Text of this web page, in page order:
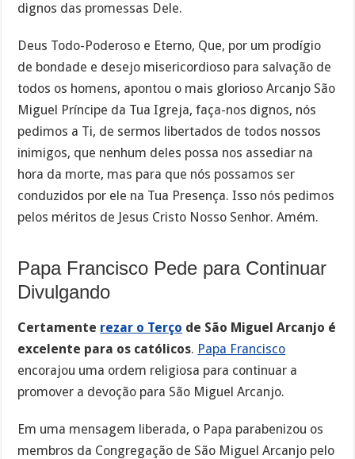
dignos das promessas Dele.
Deus Todo-Poderoso e Eterno, Que, por um prodígio
de bondade e desejo misericordioso para salvação de
todos os homens, apontou o mais glorioso Arcanjo São
Miguel Príncipe da Tua Igreja, faça-nos dignos, nós
pedimos a Ti, de sermos libertados de todos nossos
inimigos, que nenhum deles possa nos assediar na
hora da morte, mas para que nós possamos ser
conduzidos por ele na Tua Presença. Isso nós pedimos
pelos méritos de Jesus Cristo Nosso Senhor. Amém.
Papa Francisco Pede para Continuar
Divulgando
Certamente rezar o Terço de São Miguel Arcanjo é
excelente para os católicos. Papa Francisco
encorajou uma ordem religiosa para continuar a
promover a devoção para São Miguel Arcanjo.
Em uma mensagem liberada, o Papa parabenizou os
membros da Congregação de São Miguel Arcanjo pelo